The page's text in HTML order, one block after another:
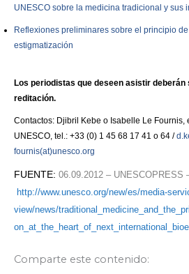
UNESCO sobre la medicina tradicional y sus
Reflexiones preliminares sobre el principio
estigmatización
Los periodistas que deseen asistir deberán
reditación.
Contactos: Djibril Kebe o Isabelle Le Fournis,
UNESCO, tel.: +33 (0) 1 45 68 17 41 o 64 /
fournis(at)unesco.org
FUENTE: 06.09.2012 – UNESCOPRESS
http://www.unesco.org/new/es/media-
view/news/
Comparte este contenido: